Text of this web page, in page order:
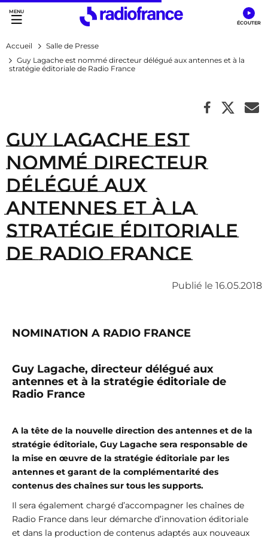
Accès direct :
Menu principal
Contenu
Accueil
Salle de Presse
Guy Lagache est nommé directeur délégué aux antennes et à la
stratégie éditoriale de Radio France
Guy Lagache est
nommé directeur
délégué aux
antennes et à la
stratégie éditoriale
de Radio France
Publié le 16.05.2018
NOMINATION A RADIO FRANCE
Guy Lagache, directeur délégué aux
antennes et à la stratégie éditoriale de
Radio France
A la tête de la nouvelle direction des antennes et de la
stratégie éditoriale, Guy Lagache sera responsable de
la mise en œuvre de la stratégie éditoriale par les
antennes et garant de la complémentarité des
contenus des chaînes sur tous les supports.
Il sera également chargé d’accompagner les chaînes de
Radio France dans leur démarche d’innovation éditoriale
et dans la production de contenus adaptés aux nouveaux